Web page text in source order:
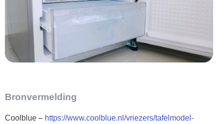
Bronvermelding
Coolblue – https://www.coolblue.nl/vriezers/tafelmodel-